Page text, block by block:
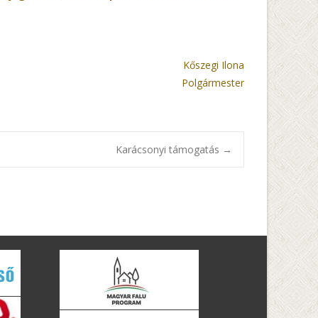
Kőszegi Ilona
Polgármester
Karácsonyi támogatás →